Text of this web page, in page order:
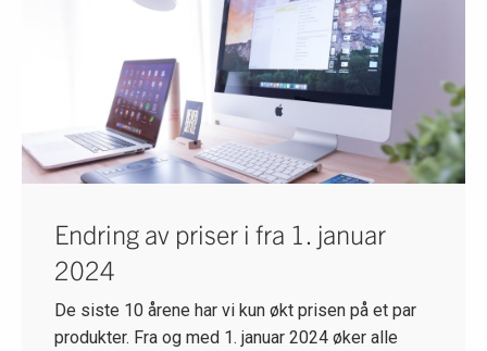
Endring av priser i fra 1. januar
2024
De siste 10 årene har vi kun økt prisen på et par
produkter. Fra og med 1. januar 2024 øker alle